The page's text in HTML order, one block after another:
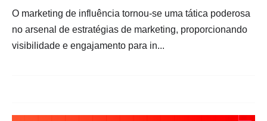
O marketing de influência tornou-se uma tática poderosa
no arsenal de estratégias de marketing, proporcionando
visibilidade e engajamento para in...